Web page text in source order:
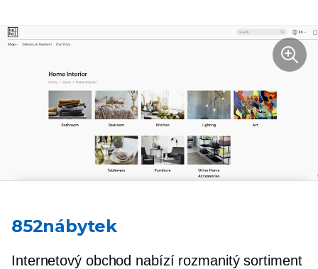
852nábytek
Internetový obchod nabízí rozmanitý sortiment